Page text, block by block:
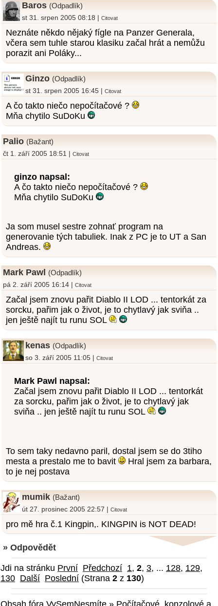
Baros (Odpadlík)
st 31. srpen 2005 08:18 | Citovat
Neznáte někdo nějaký fígle na Panzer Generala,
včera sem tuhle starou klasiku začal hrát a nemůžu
porazit ani Poláky...
Ginzo (Odpadlík)
st 31. srpen 2005 16:45 |Citovat
A čo takto niečo nepočítačové ?
Mňa chytilo SuDoKu
Palio (Bažant)
čt 1. září 2005 18:51 | Citovat
ginzo napsal:
A čo takto niečo nepočítačové ?
Mňa chytilo SuDoKu
Ja som musel sestre zohnať program na
generovanie tých tabuliek. Inak z PC je to UT a San
Andreas.
Mark Pawl (Odpadlík)
pá 2. září 2005 16:14 | Citovat
Začal jsem znovu pařit Diablo II LOD ... tentorkát za
sorcku, pařim jak o život, je to chytlavý jak sviňa ..
jen ještě najít tu runu SOL
kenas (Odpadlík)
so 3. září 2005 11:05 |Citovat
Mark Pawl napsal:
Začal jsem znovu pařit Diablo II LOD ... tentorkát
za sorcku, pařim jak o život, je to chytlavý jak
sviňa .. jen ještě najít tu runu SOL
To sem taky nedavno paril, dostal jsem se do 3tiho
mesta a prestalo me to bavit
Hral jsem za barbara,
to je nej postava
mumik (Bažant)
út 27. prosinec 2005 22:57 | Citovat
pro mě hra č.1 Kingpin,. KINGPIN is NOT DEAD!
» Odpovědět
Jdi na stránku První Předchozí 1, 2, 3, ... 128, 129,
130 Další Poslední (Strana 2 z 130)
Obsah fóra VySemNesmíte » Počítačové, konzolové a